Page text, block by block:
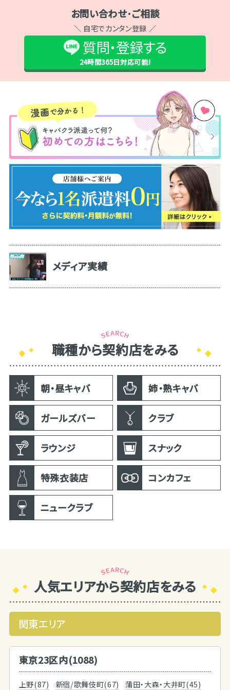
お問い合わせ･ご相談
＼ 自宅でカンタン登録 ／
質問・登録する
24時間365日対応可能!
メディア実績
職種から契約店をみる
朝・昼キャバ 姉・熟キャバ
ガールズバー クラブ
ラウンジ スナック
特殊衣装店 コンカフェ
ニュークラブ
人気エリアから契約店をみる
関東エリア
東京23区内(1088)
上野(87) 新宿/歌舞伎町(67)
蒲田・大森・大井町(45)